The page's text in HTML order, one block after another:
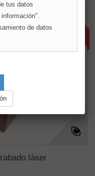
¡OFERTA!
láser
tus datos
de datos